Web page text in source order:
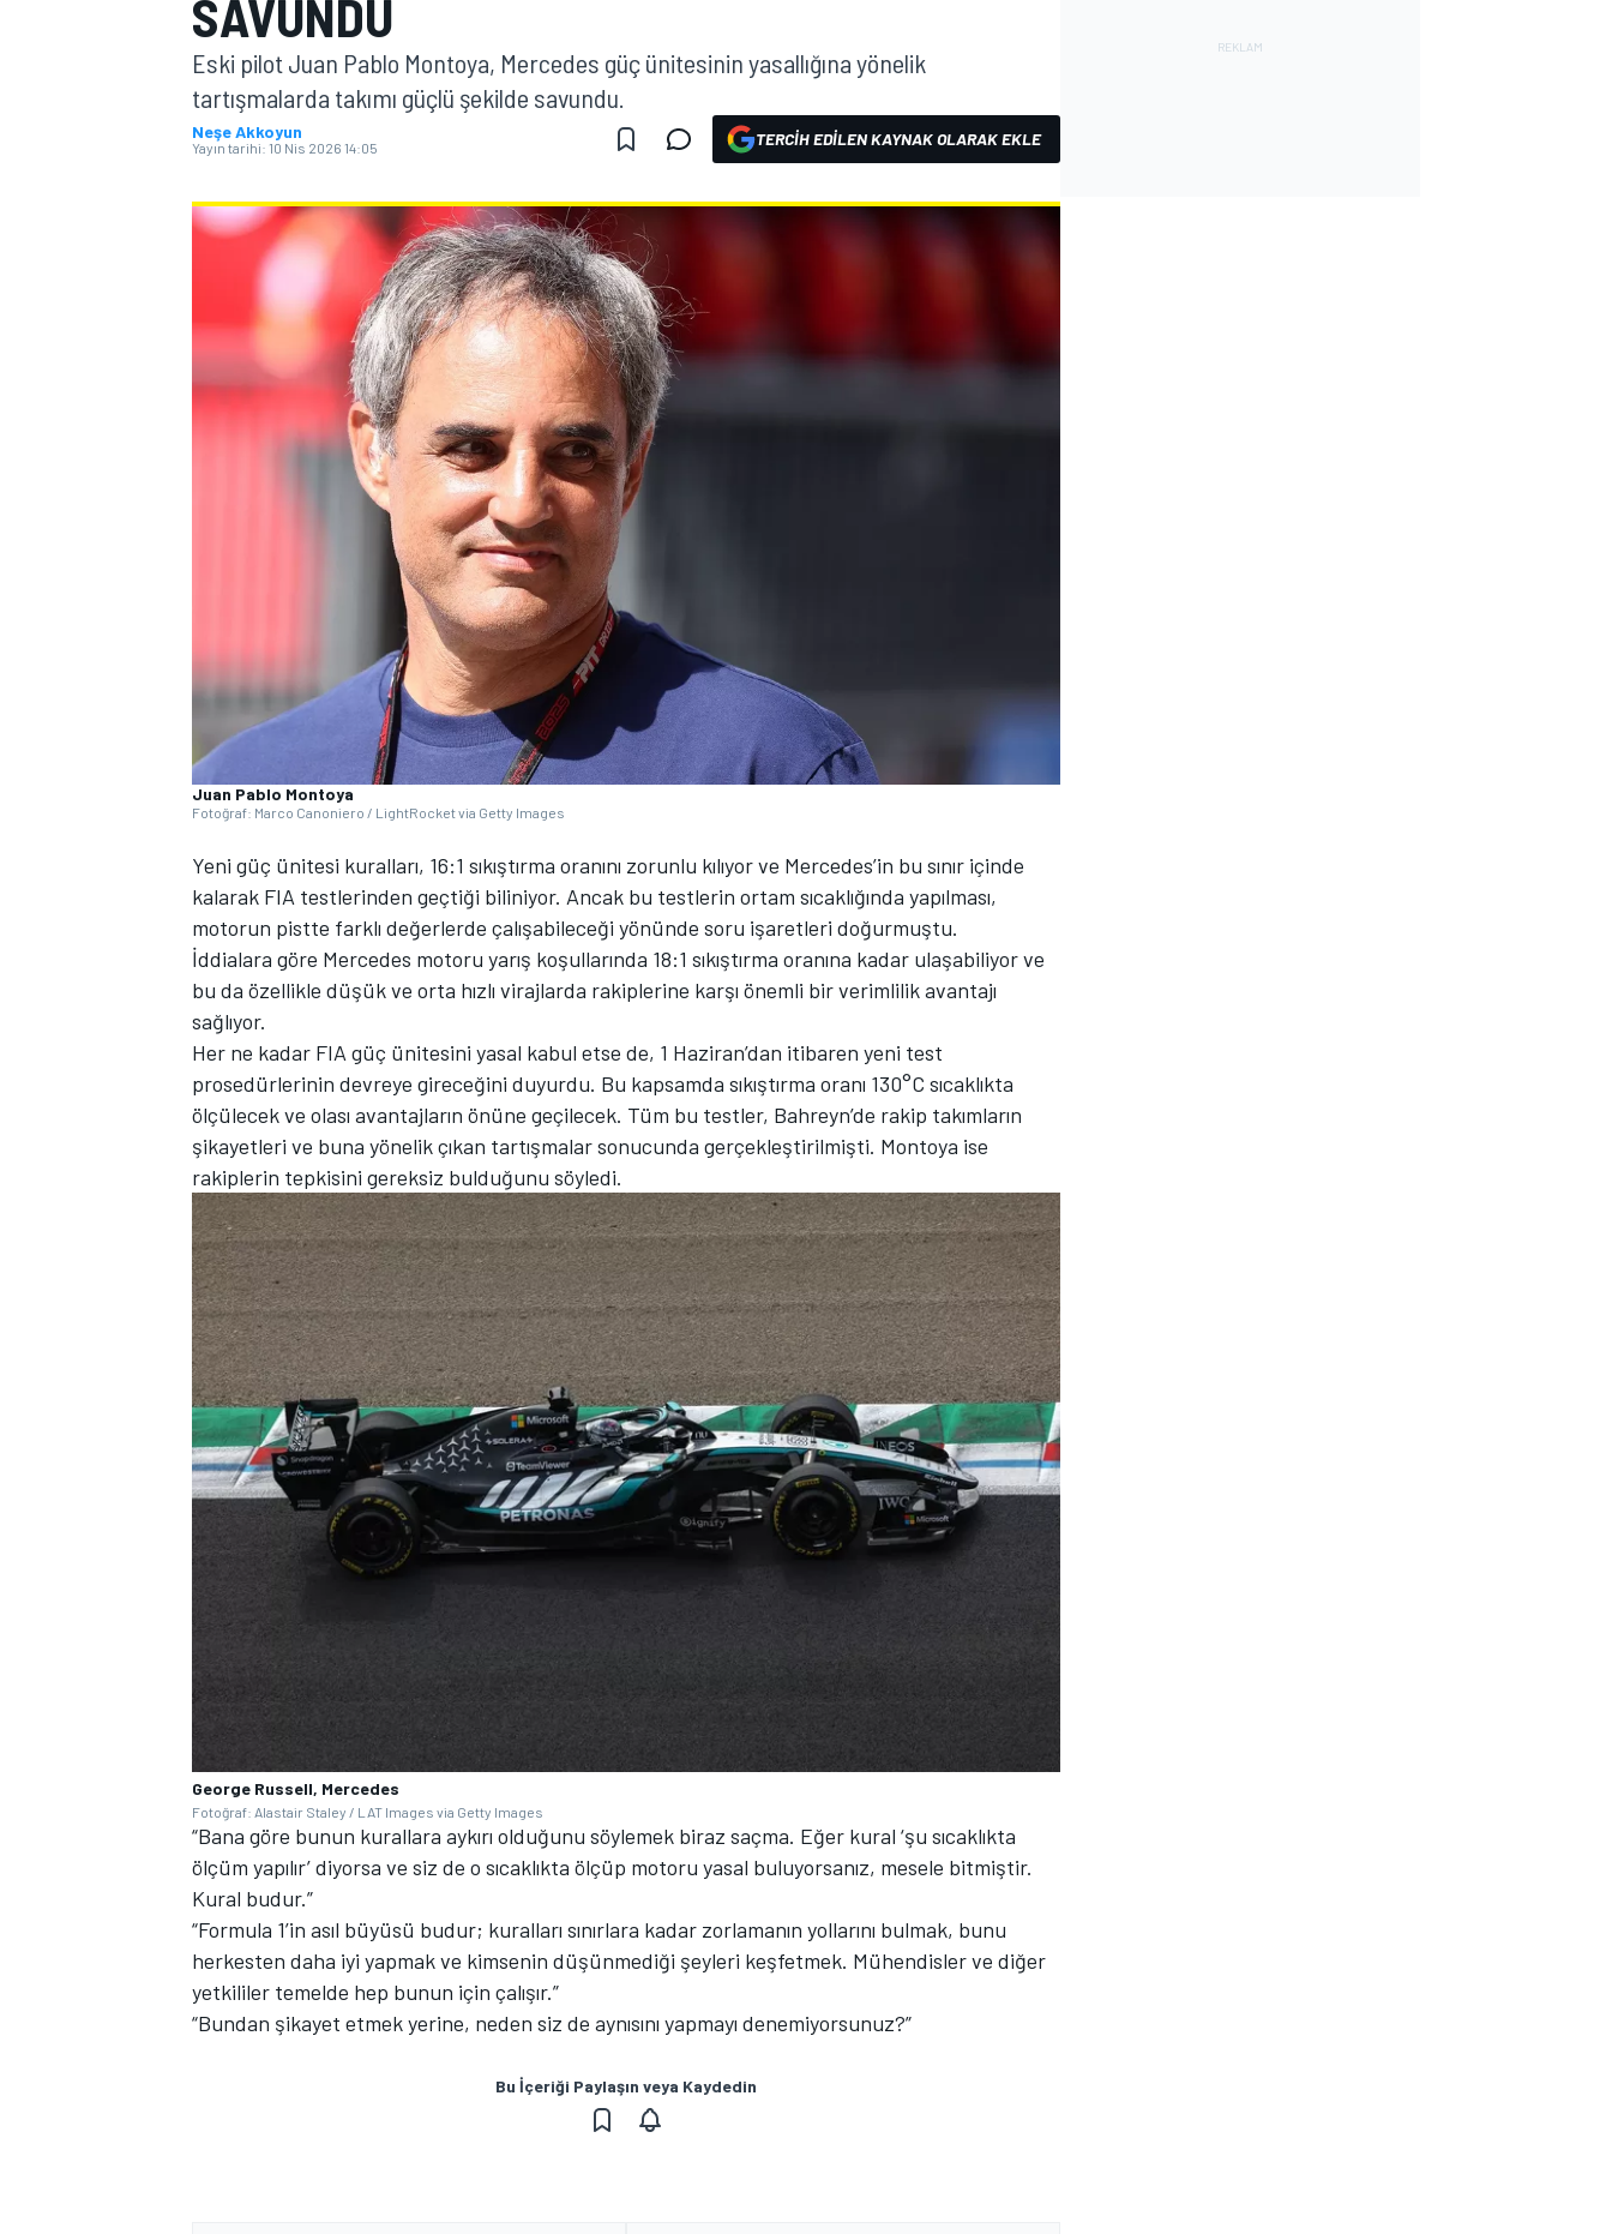
MOTOGP
WORLD SUPERBIKE
WRC
TÜRK SPORCULAR
SAVUNDU
Eski pilot Juan Pablo Montoya, Mercedes güç ünitesinin yasallığına yönelik
tartışmalarda takımı güçlü şekilde savundu.
Neşe Akkoyun
Yayın tarihi: 10 Nis 2026 14:05 TERCIH EDILEN KAYNAK OLARAK EKLE
Juan Pablo Montoya
Fotoğraf: Marco Canoniero / LightRocket via Getty Images
Yeni güç ünitesi kuralları, 16:1 sıkıştırma oranını zorunlu kılıyor ve Mercedes’in bu sınır içinde
kalarak FIA testlerinden geçtiği biliniyor. Ancak bu testlerin ortam sıcaklığında yapılması,
motorun pistte farklı değerlerde çalışabileceği yönünde soru işaretleri doğurmuştu.
İddialara göre Mercedes motoru yarış koşullarında 18:1 sıkıştırma oranına kadar ulaşabiliyor ve
bu da özellikle düşük ve orta hızlı virajlarda rakiplerine karşı önemli bir verimlilik avantajı
sağlıyor.
Her ne kadar FIA güç ünitesini yasal kabul etse de, 1 Haziran’dan itibaren yeni test
prosedürlerinin devreye gireceğini duyurdu. Bu kapsamda sıkıştırma oranı 130°C sıcaklıkta
ölçülecek ve olası avantajların önüne geçilecek. Tüm bu testler, Bahreyn’de rakip takımların
şikayetleri ve buna yönelik çıkan tartışmalar sonucunda gerçekleştirilmişti. Montoya ise
rakiplerin tepkisini gereksiz bulduğunu söyledi.
George Russell, Mercedes
Fotoğraf: Alastair Staley / LAT Images via Getty Images
“Bana göre bunun kurallara aykırı olduğunu söylemek biraz saçma. Eğer kural ‘şu sıcaklıkta
ölçüm yapılır’ diyorsa ve siz de o sıcaklıkta ölçüp motoru yasal buluyorsanız, mesele bitmiştir.
Kural budur.”
“Formula 1’in asıl büyüsü budur; kuralları sınırlara kadar zorlamanın yollarını bulmak, bunu
herkesten daha iyi yapmak ve kimsenin düşünmediği şeyleri keşfetmek. Mühendisler ve diğer
yetkililer temelde hep bunun için çalışır.”
“Bundan şikayet etmek yerine, neden siz de aynısını yapmayı denemiyorsunuz?”
Bu İçeriği Paylaşın veya Kaydedin